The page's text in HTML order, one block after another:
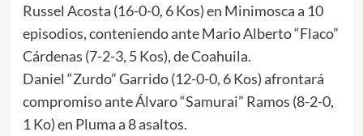
Russel Acosta (16-0-0, 6 Kos) en Minimosca a 10
episodios, conteniendo ante Mario Alberto “Flaco”
Cárdenas (7-2-3, 5 Kos), de Coahuila.
Daniel “Zurdo” Garrido (12-0-0, 6 Kos) afrontará
compromiso ante Álvaro “Samurai” Ramos (8-2-0,
1 Ko) en Pluma a 8 asaltos.